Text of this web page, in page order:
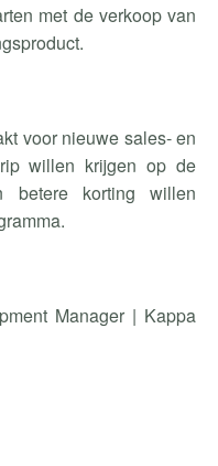
met de verkoop van
voor nieuwe sales- en
willen krijgen op de
betere korting willen
Manager | Kappa